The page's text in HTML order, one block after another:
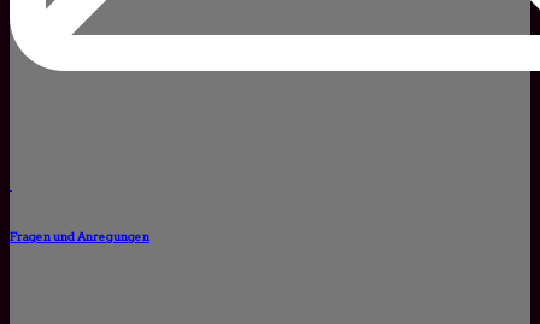
Fragen und Anregungen